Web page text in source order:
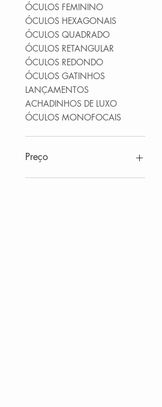
ÓCULOS FEMININO
ÓCULOS HEXAGONAIS
ÓCULOS QUADRADO
ÓCULOS RETANGULAR
ÓCULOS REDONDO
ÓCULOS GATINHOS
LANÇAMENTOS
ACHADINHOS DE LUXO
ÓCULOS MONOFOCAIS
Preço